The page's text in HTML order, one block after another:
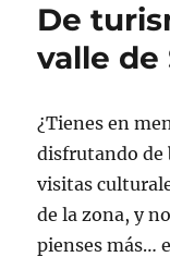
De
valle de
¿Tienes en
disfrutando de
visitas
de la zona, y
pienses más…